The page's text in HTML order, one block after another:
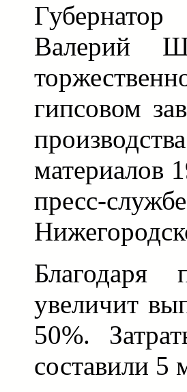
Валерий
гипсовом
материалов
пресс-
увеличит
50%.
составили 5